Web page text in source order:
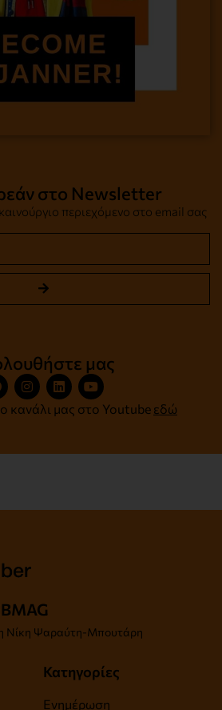
στο Newsletter
περιεχόμενο στο email σας
μας
κανάλι μας στο Youtube εδώ
Νίκη Ψαραύτη-Μπουτάρη
Κατηγορίες
Ενημέρωση